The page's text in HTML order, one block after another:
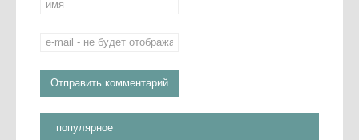
популярное